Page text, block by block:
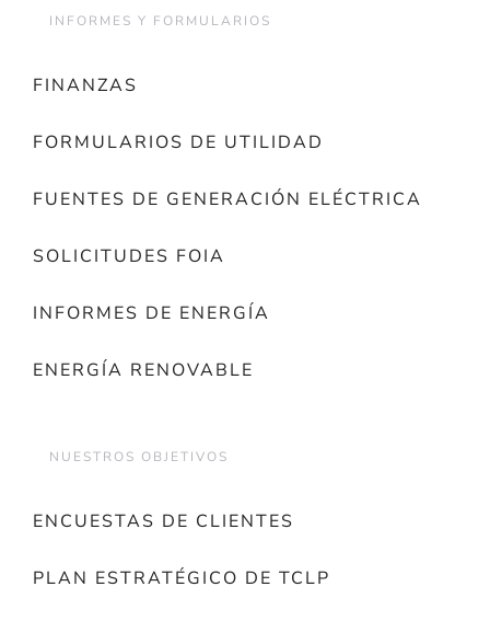
INFORMES Y FORMULARIOS
FINANZAS
FORMULARIOS DE UTILIDAD
FUENTES DE GENERACIÓN ELÉCTRICA
SOLICITUDES FOIA
INFORMES DE ENERGÍA
ENERGÍA RENOVABLE
NUESTROS OBJETIVOS
ENCUESTAS DE CLIENTES
PLAN ESTRATÉGICO DE TCLP